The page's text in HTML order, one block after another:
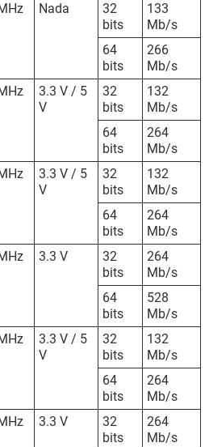
Nada
32
bits
133
Mb/s
64
bits
266
Mb/s
3.3 V / 5
V
32
bits
132
Mb/s
64
bits
264
Mb/s
3.3 V / 5
V
32
bits
132
Mb/s
64
bits
264
Mb/s
3.3 V
32
bits
264
Mb/s
64
bits
528
Mb/s
3.3 V / 5
V
32
bits
132
Mb/s
64
bits
264
Mb/s
3.3 V
32
bits
264
Mb/s